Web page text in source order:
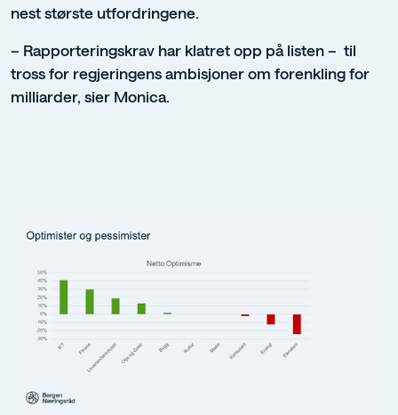
nest største utfordringene.
– Rapporteringskrav har klatret opp på listen – til
tross for regjeringens ambisjoner om forenkling for
milliarder, sier Monica.